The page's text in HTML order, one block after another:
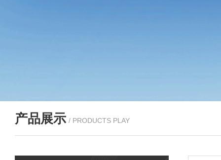
产品展示 / PRODUCTS PLAY